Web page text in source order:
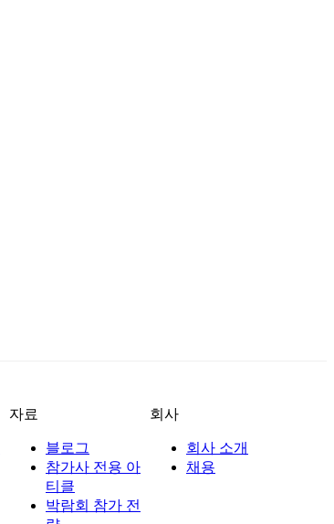
자료
블로그
참가사 전용 아
티클
박람회 참가 전
회사
회사 소개
채용